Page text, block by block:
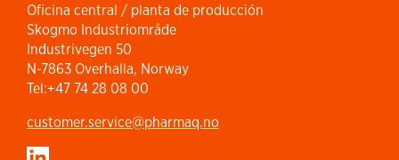
Oficina central / planta de producción
Skogmo Industriområde
Industrivegen 50
N-7863 Overhalla, Norway
Tel:+47 74 28 08 00
customer.service​@pharmaq.no